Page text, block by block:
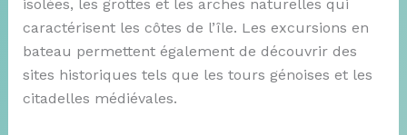
isolées, les grottes et les arches naturelles qui
caractérisent les côtes de l’île. Les excursions en
bateau permettent également de découvrir des
sites historiques tels que les tours génoises et les
citadelles médiévales.